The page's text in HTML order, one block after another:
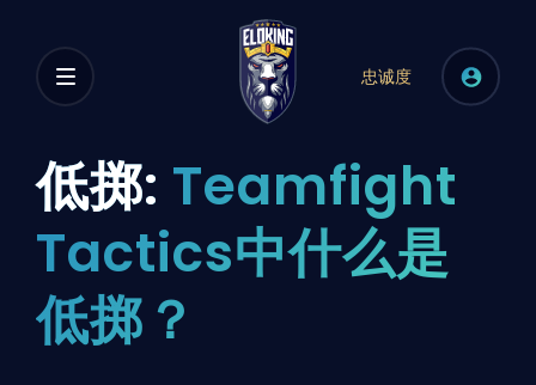
忠诚度
低掷: Teamfight
Tactics中什么是
低掷？